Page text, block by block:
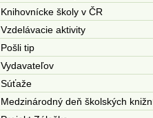
Knihovnícke školy v ČR
Vzdelávacie aktivity
Pošli tip
Vydavateľov
Súťaže
Medzinárodný deň školských